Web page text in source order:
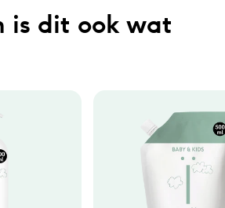
is dit ook wat